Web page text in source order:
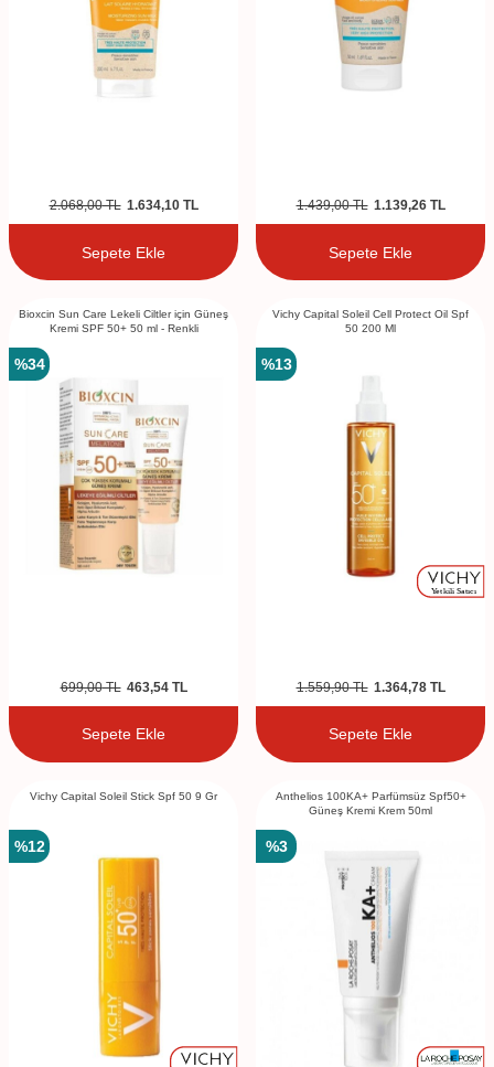
2.068,00TL 1.634,10TL
Sepete Ekle
1.439,00TL 1.139,26TL
Sepete Ekle
Bioxcin Sun Care Lekeli Ciltler için Güneş
Kremi SPF 50+ 50 ml - Renkli
%34
699,00TL 463,54TL
Sepete Ekle
Vichy Capital Soleil Cell Protect Oil Spf
50 200 Ml
%13
1.559,90TL 1.364,78TL
Sepete Ekle
Vichy Capital Soleil Stick Spf 50 9 Gr
%12
Anthelios 100KA+ Parfümsüz Spf50+
Güneş Kremi Krem 50ml
%3